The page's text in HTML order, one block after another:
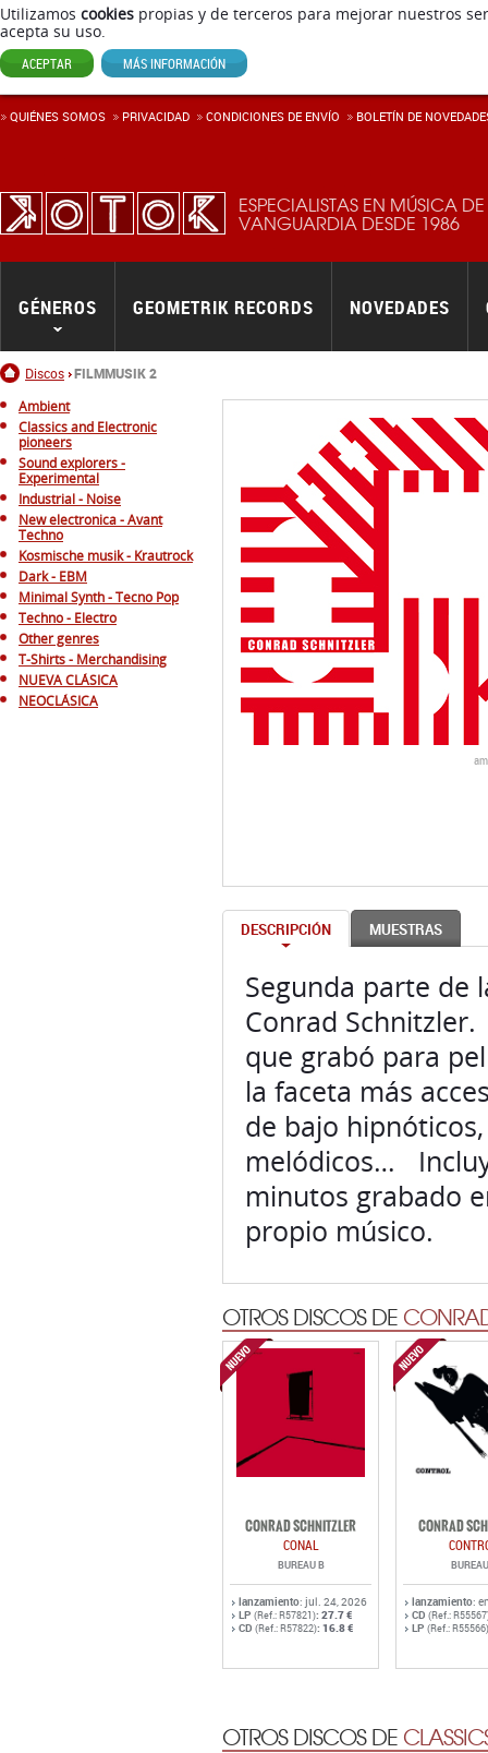
Utilizamos cookies propias y de terceros para mejorar nuestros
acepta su uso.
ACEPTAR MÁS INFORMACIÓN
ESPECIALISTAS EN MÚSICA DE
VANGUARDIA DESDE 1986
Inicio
Discos FILMMUSIK 2
GÉNEROS GEOMETRIK RECORDS NOVEDADES
QUIÉNES SOMOS PRIVACIDAD CONDICIONES DE ENVÍ­O BOLETÍN DE
Ambient
Classics and Electronic
pioneers
Sound explorers -
Experimental
Industrial - Noise
New electronica - Avant
Techno
Kosmische musik - Krautrock
Dark - EBM
Minimal Synth - Tecno Pop
Techno - Electro
Other genres
T-Shirts - Merchandising
NUEVA CLÁSICA
NEOCLÁSICA
DESCRIPCIÓN MUESTRAS
Segunda parte de
Conrad
que grabó para
la faceta más
de bajo
melódicos…
minutos grabado
propio músico.
OTROS DISCOS DE
CONRAD SCHNITZLER
CONAL
BUREAU B
lanzamiento: jul. 24, 2026
LP (Ref.: R57821): 27.7 €
CD (Ref.: R57822): 16.8 €
CONRAD
lanzamiento:
CD (Ref.:
LP (Ref.: R55566)
OTROS DISCOS DE